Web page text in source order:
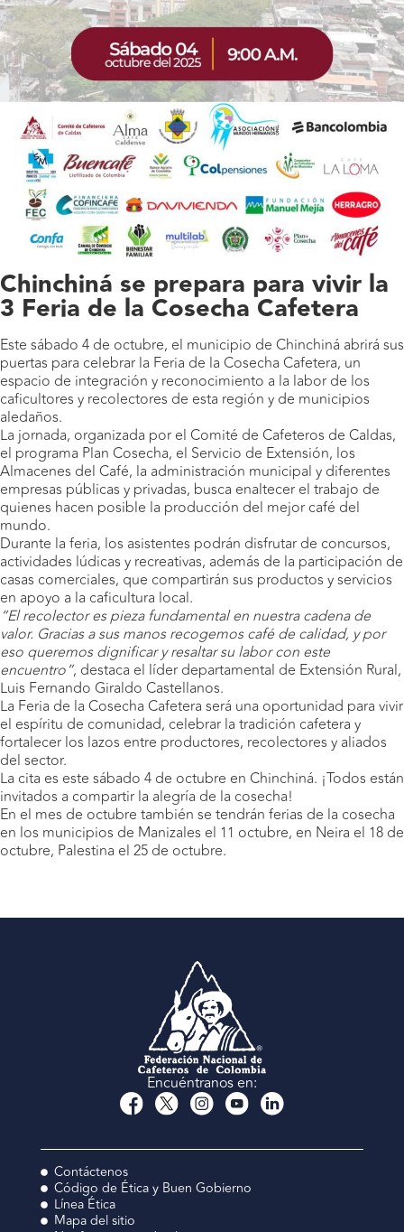
Chinchiná se prepara para vivir la
3 Feria de la Cosecha Cafetera
Este sábado 4 de octubre, el municipio de Chinchiná abrirá sus
puertas para celebrar la Feria de la Cosecha Cafetera, un
espacio de integración y reconocimiento a la labor de los
caficultores y recolectores de esta región y de municipios
aledaños.
La jornada, organizada por el Comité de Cafeteros de Caldas,
el programa Plan Cosecha, el Servicio de Extensión, los
Almacenes del Café, la administración municipal y diferentes
empresas públicas y privadas, busca enaltecer el trabajo de
quienes hacen posible la producción del mejor café del
mundo.
Durante la feria, los asistentes podrán disfrutar de concursos,
actividades lúdicas y recreativas, además de la participación de
casas comerciales, que compartirán sus productos y servicios
en apoyo a la caficultura local.
“El recolector es pieza fundamental en nuestra cadena de
valor. Gracias a sus manos recogemos café de calidad, y por
eso queremos dignificar y resaltar su labor con este
encuentro”, destaca el líder departamental de Extensión Rural,
Luis Fernando Giraldo Castellanos.
La Feria de la Cosecha Cafetera será una oportunidad para vivir
el espíritu de comunidad, celebrar la tradición cafetera y
fortalecer los lazos entre productores, recolectores y aliados
del sector.
La cita es este sábado 4 de octubre en Chinchiná. ¡Todos están
invitados a compartir la alegría de la cosecha!
En el mes de octubre también se tendrán ferias de la cosecha
en los municipios de Manizales el 11 octubre, en Neira el 18 de
octubre, Palestina el 25 de octubre.
Encuéntranos en:
Contáctenos
Código de Ética y Buen Gobierno
Línea Ética
Mapa del sitio